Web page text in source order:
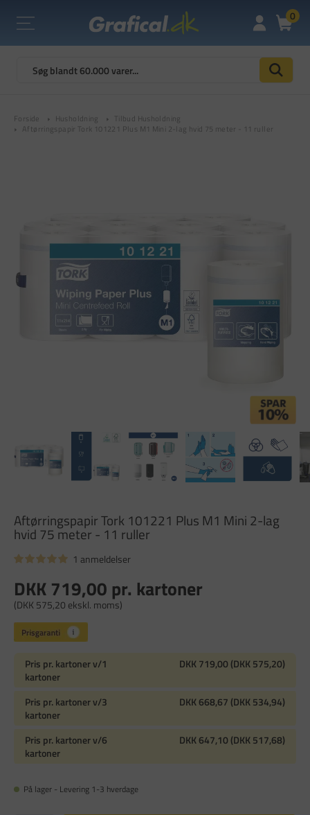
0
Forside Husholdning
Tilbud Husholdning
Aftørringspapir Tork 101221 Plus M1 Mini 2-lag hvid 75 meter - 11 ruller
Aftørringspapir Tork 101221 Plus M1 Mini 2-lag
hvid 75 meter - 11 ruller
1 anmeldelser
DKK 719,00 pr. kartoner
(DKK 575,20 ekskl. moms)
Pris pr. kartoner v/1
kartoner
DKK 719,00 (DKK 575,20)
Pris pr. kartoner v/3
kartoner
DKK 668,67 (DKK 534,94)
Pris pr. kartoner v/6
kartoner
DKK 647,10 (DKK 517,68)
På lager - Levering 1-3 hverdage